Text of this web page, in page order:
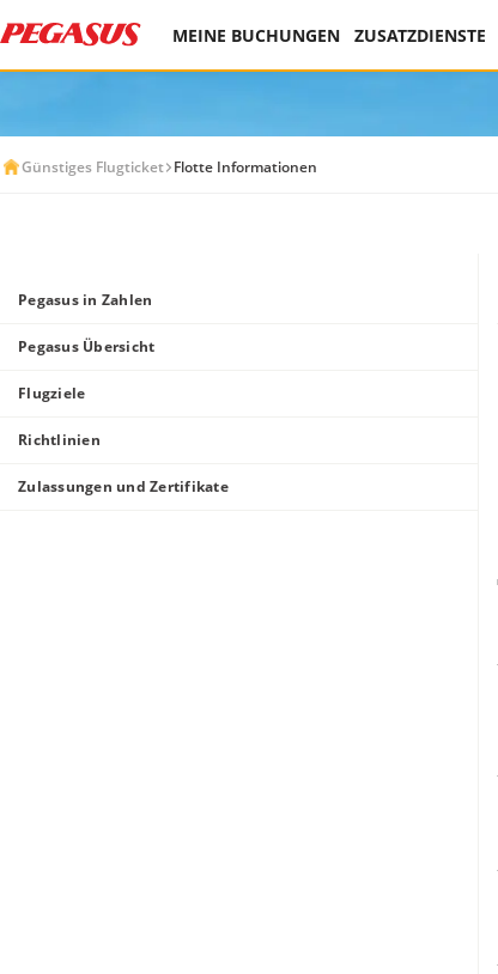
MEINE BUCHUNGEN ZUSATZDIENSTE
Günstiges Flugticket Flotte Informationen
Pegasus in Zahlen
Pegasus Übersicht
Flugziele
Richtlinien
Zulassungen und Zertifikate